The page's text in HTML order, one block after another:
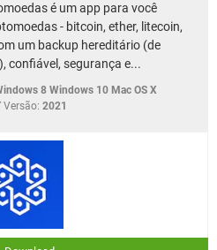
é um app para você
- bitcoin, ether, litecoin,
um backup hereditário (de
confiável, segurança e...
8 Windows 10 Mac OS X
Versão: 2021